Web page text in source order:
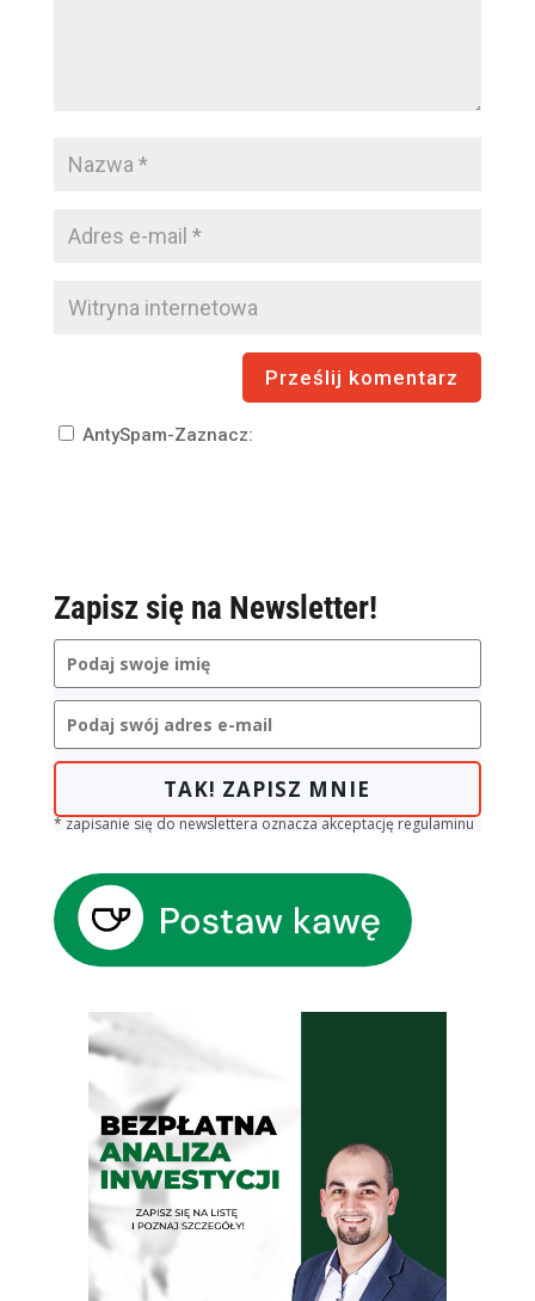
AntySpam-Zaznacz:
Zapisz się na Newsletter!
TAK! ZAPISZ MNIE
* zapisanie się do newslettera oznacza akceptację regulaminu